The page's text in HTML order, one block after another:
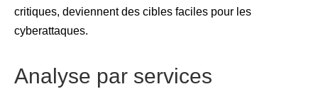
critiques, deviennent des cibles faciles pour les
cyberattaques.
Analyse par services